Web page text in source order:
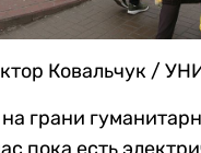
Ковальчук /
грани